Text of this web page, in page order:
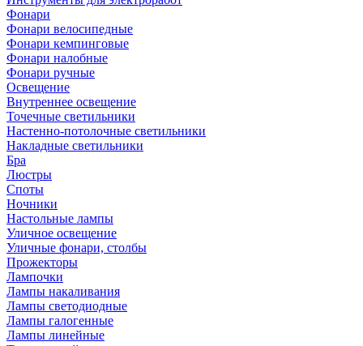
Фонари
Фонари велосипедные
Фонари кемпинговые
Фонари налобные
Фонари ручные
Освещение
Внутреннее освещение
Точечные светильники
Настенно-потолочные светильники
Накладные светильники
Бра
Люстры
Споты
Ночники
Настольные лампы
Уличное освещение
Уличные фонари, столбы
Прожекторы
Лампочки
Лампы накаливания
Лампы светодиодные
Лампы галогенные
Лампы линейные